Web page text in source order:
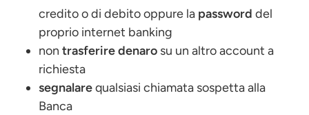
credito o di debito oppure la password del
proprio internet banking
non trasferire denaro su un altro account a
richiesta
segnalarequalsiasi chiamata sospetta alla
Banca